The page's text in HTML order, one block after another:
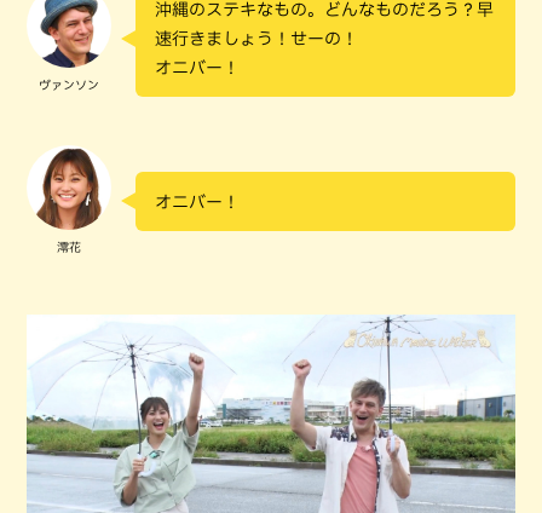
ヴァンソン
沖縄のステキなもの。どんなものだろう？早
速行きましょう！せーの！
オニバー！
澪花
オニバー！